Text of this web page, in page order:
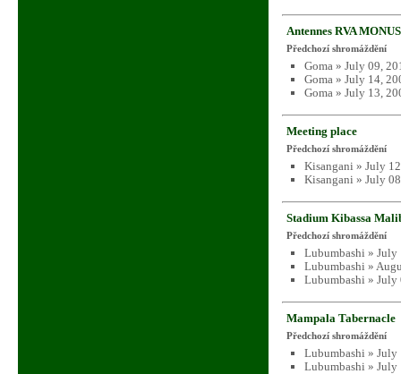
Antennes RVA
Předchozí shromáždění
Goma » July 09,
Goma » July 14,
Goma » July 13,
Meeting place
Předchozí shromáždění
Kisangani » July
Kisangani » July
Stadium Kibassa
Předchozí shromáždění
Lubumbashi » July
Lubumbashi »
Lubumbashi » July
Mampala Tabernacle
Předchozí shromáždění
Lubumbashi » July
Lubumbashi » July